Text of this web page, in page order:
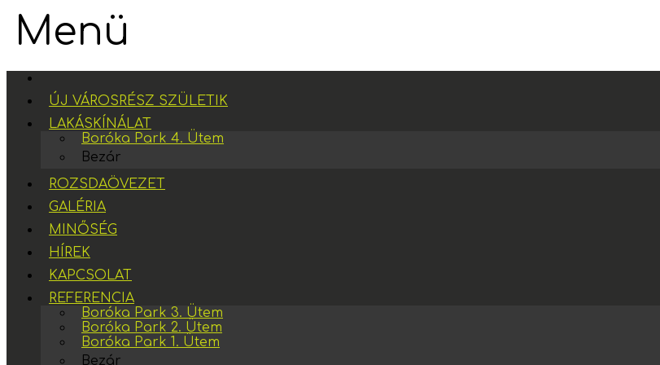
Menü
ÚJ VÁROSRÉSZ SZÜLETIK
LAKÁSKÍNÁLAT
Boróka Park 4. Ütem
Bezár
ROZSDAÖVEZET
GALÉRIA
MINŐSÉG
HÍREK
KAPCSOLAT
REFERENCIA
Boróka Park 3. Ütem
Boróka Park 2. Ütem
Boróka Park 1. Ütem
Bezár